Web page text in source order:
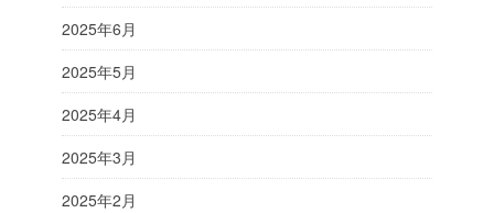
2025年6月
2025年5月
2025年4月
2025年3月
2025年2月